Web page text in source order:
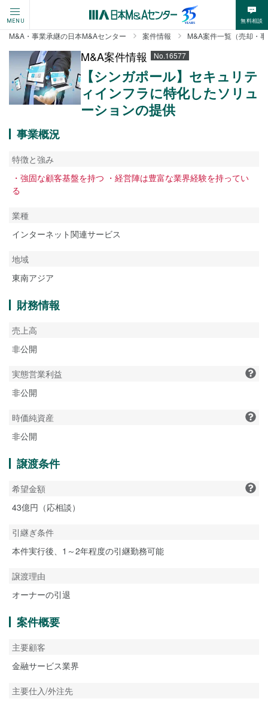
MENU 無料相談
M&A・事業承継の日本M&Aセンター 案件情報 M&A案件一覧（売却・
M&A案件情報 No.16577
【シンガポール】セキュリテ
ィインフラに特化したソリュ
ーションの提供
事業概況
特徴と強み
・強固な顧客基盤を持つ ・経営陣は豊富な業界経験を持ってい
る
業種
インターネット関連サービス
地域
東南アジア
財務情報
売上高
非公開
実態営業利益
非公開
時価純資産
非公開
譲渡条件
希望金額
43億円（応相談）
引継ぎ条件
本件実行後、1～2年程度の引継勤務可能
譲渡理由
オーナーの引退
案件概要
主要顧客
金融サービス業界
主要仕入/外注先